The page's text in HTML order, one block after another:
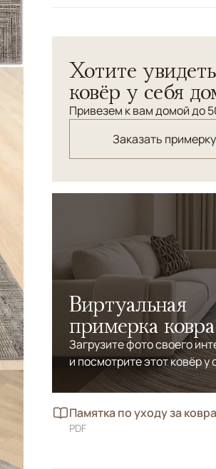
оттенков. Создаст
Хотите увидеть
ковёр у себя
Привезем к вам домой до
Заказать
Виртуальная
примерка ковра
Загрузите фото своего
и посмотрите этот ковёр у
Памятка по уходу за
PDF